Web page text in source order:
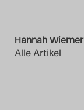
Hannah Wiemer
Alle Artikel